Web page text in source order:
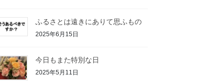
ふるさとは遠きにありて思ふもの
2025年6月15日
今日もまた特別な日
2025年5月11日